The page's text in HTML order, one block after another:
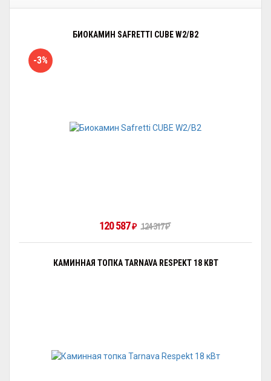
БИОКАМИН SAFRETTI CUBE W2/B2
-3%
120 587₽ 124 317₽
КАМИННАЯ ТОПКА TARNAVA RESPEKT 18 КВТ